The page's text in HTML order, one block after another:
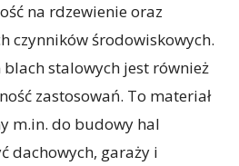
na rdzewienie oraz
czynników środowiskowych.
stalowych jest również
zastosowań. To materiał
m.in. do budowy hal
dachowych, garaży i